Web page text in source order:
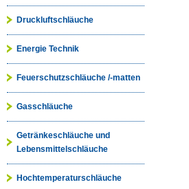
Druckluftschläuche
Energie Technik
Feuerschutzschläuche /-matten
Gasschläuche
Getränkeschläuche und
Lebensmittelschläuche
Hochtemperaturschläuche